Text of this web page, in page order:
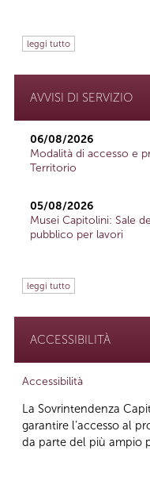
leggi tutto
AVVISI DI SERVIZIO
06/08/2026
Modalità di accesso e
Territorio
05/08/2026
Musei Capitolini: Sale
pubblico per lavori
leggi tutto
ACCESSIBILITÀ
Accessibilità
La Sovrintendenza
garantire l’accesso al
da parte del più ampio